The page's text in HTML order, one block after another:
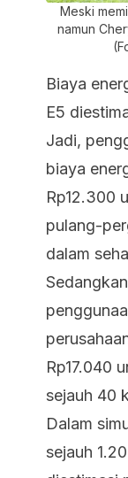
Meski
namun
Biaya
E5
Jadi,
biaya
Rp12.300
pulang-
dalam
Rp17.040
sejauh 40
Dalam
sejauh